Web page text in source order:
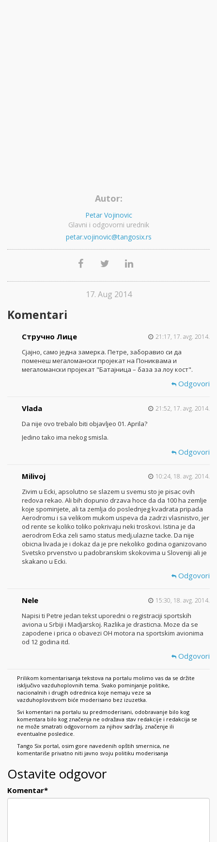
Autor:
Petar Vojinovic
Glavni i odgovorni urednik
petar.vojinovic@tangosix.rs
17. Aug 2014
Komentari
Стручно Лице 21:17, 17. avg. 2014.
Сјајно, само једна замерка. Петре, заборавио си да
поменеш мегаломански пројекат на Пониквама и
мегаломански пројекат "Батајница – база за лоу кост".
Odgovori
Vlada 21:52, 17. avg. 2014.
Da nije ovo trebalo biti objavljeo 01. Aprila?
Jedino tako ima nekog smisla.
Odgovori
Milivoj 10:24, 18. avg. 2014.
Zivim u Ecki, apsolutno se slazem u svemu sto je pisac ovih
redova rekao. Ali bih dopunio drzava hoce da da 100 ha zemlje
koje spominjete, ali ta zemlja do poslednjeg kvadrata pripada
Aerodromu i sa velikom mukom uspeva da zadrzi vlasnistvo, jer
od rente se koliko toliko pokrivaju neki troskovi. Istina je da
aerodrom Ecka zeli samo status medj.ulazne tacke. Da nije
obicna livada je i dokaz da je pre nekoliko godina oganizovano
Svetsko prvenstvo u padobranskim skokovima u Sloveniji ali je
skakano u Ecki.
Odgovori
Nele 15:30, 18. avg. 2014.
Napisi ti Petre jedan tekst uporedni o registraciji sportskih
aviona u Srbiji i Madjarskoj. Razlika je drasticna. Moze da se
zapodene i prica o obavezi OH motora na sportskim avionima
od 12 godina itd.
Odgovori
Prilikom komentarisanja tekstova na portalu molimo vas da se držite
isključivo vazduhoplovnih tema. Svako pominjanje politike,
nacionalnih i drugih odrednica koje nemaju veze sa
vazduhoplovstvom biće moderisano bez izuzetka.
Svi komentari na portalu su predmoderisani, odobravanje bilo kog
komentara bilo kog značenja ne odražava stav redakcije i redakcija se
ne može smatrati odgovornom za njihov sadržaj, značenje ili
eventualne posledice.
Tango Six portal, osim gore navedenih opštih smernica, ne
komentariše privatno niti javno svoju politiku moderisanja
Ostavite odgovor
Komentar*